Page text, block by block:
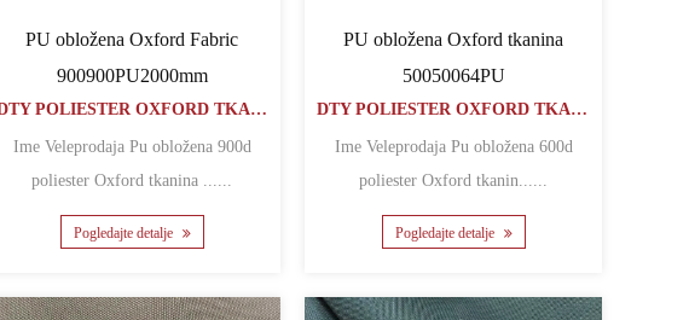
PU obložena Oxford Fabric
900900PU2000mm
DTY POLIESTER OXFORD TKANINA
Ime Veleprodaja Pu obložena 900d
Pogledajte detalje
PU obložena Oxford tkanina
50050064PU
DTY POLIESTER OXFORD TKANINA
Ime Veleprodaja Pu obložena 600d
poliester Oxford tkanin......
Pogledajte detalje